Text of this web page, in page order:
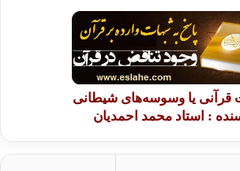
قرآنی یا وسوسه‌های شیطانی
: استاد محمد احمدیان